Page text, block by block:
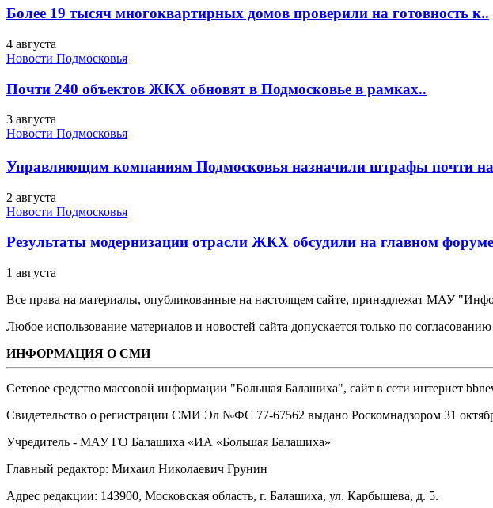
Более 19 тысяч многоквартирных домов проверили на готовность к..
4 августа
Новости Подмосковья
Почти 240 объектов ЖКХ обновят в Подмосковье в рамках..
3 августа
Новости Подмосковья
Управляющим компаниям Подмосковья назначили штрафы почти
2 августа
Новости Подмосковья
Результаты модернизации отрасли ЖКХ обсудили на главном
1 августа
Все права на материалы, опубликованные на настоящем сайте, принадлежат МАУ
Любое использование материалов и новостей сайта допускается только по
ИНФОРМАЦИЯ О СМИ
Сетевое средство массовой информации "Большая Балашиха", сайт в сети интернет
Свидетельство о регистрации СМИ Эл №ФС ‎77-67562 выдано Роскомнадзором 31
Учредитель - МАУ ГО Балашиха «ИА «Большая Балашиха»
Главный редактор: Михаил Николаевич Грунин
Адрес редакции: 143900, Московская область, г. Балашиха, ул. Карбышева, д. 5.